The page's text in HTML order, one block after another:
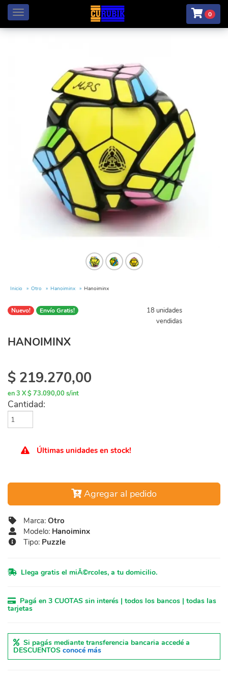
Menú 0
Inicio Otro Hanoiminx Hanoiminx
Nuevo! Envío Gratis!
18 unidades
vendidas
HANOIMINX
$ 219.270,00
en 3 X $ 73.090,00 s/int
Cantidad:
Últimas unidades en stock!
Agregar al pedido
Marca: Otro
Modelo: Hanoiminx
Tipo: Puzzle
Llega gratis el miÃ©rcoles, a tu domicilio.
Pagá en 3 CUOTAS sin interés | todos los bancos | todas las
tarjetas
Si pagás mediante transferencia bancaria accedé a
DESCUENTOS conocé más